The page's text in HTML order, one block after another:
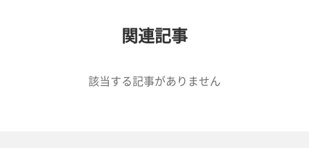
関連記事
該当する記事がありません